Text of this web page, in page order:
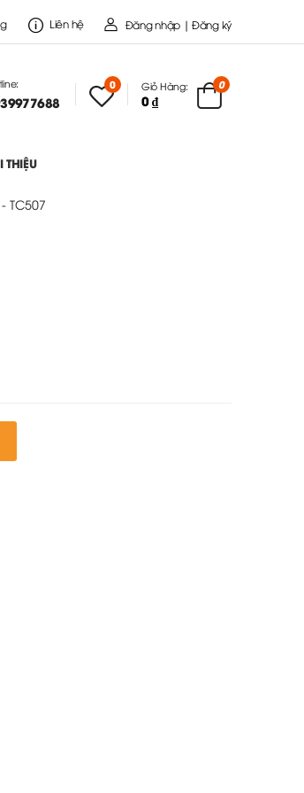
Liên hệ Đăng nhập | Đăng ký
0 Giỏ Hàng:
0 ₫
0
THIỆU
TC507